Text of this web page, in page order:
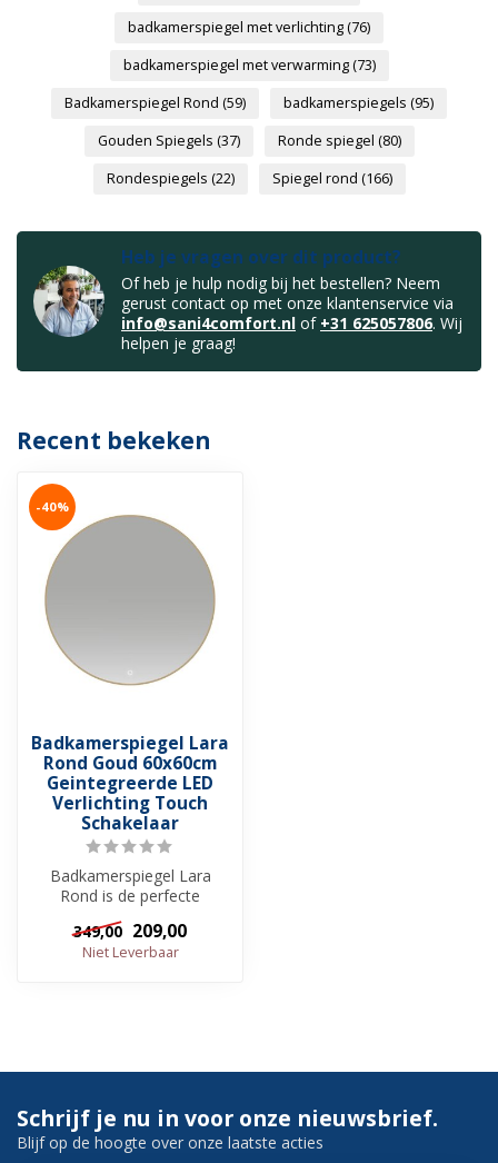
badkamerspiegel met verlichting(76)
badkamerspiegel met verwarming(73)
Badkamerspiegel Rond (59) badkamerspiegels (95)
Gouden Spiegels (37) Ronde spiegel (80)
Rondespiegels (22) Spiegel rond (166)
Heb je vragen over dit product?
Of heb je hulp nodig bij het bestellen? Neem
gerust contact op met onze klantenservice via
info@sani4comfort.nl of +31 625057806. Wij
helpen je graag!
Recent bekeken
-40%
Badkamerspiegel Lara
Rond Goud 60x60cm
Geintegreerde LED
Verlichting Touch
Schakelaar
Badkamerspiegel Lara
Rond is de perfecte
combinatie van twee
trends! De spiegel ...
349,00 209,00
Niet Leverbaar
Schrijf je nu in voor onze nieuwsbrief.
Blijf op de hoogte over onze laatste acties